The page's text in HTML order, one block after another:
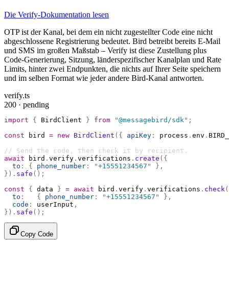
Die Verify-Dokumentation lesen
OTP ist der Kanal, bei dem ein nicht zugestellter Code eine nicht
abgeschlossene Registrierung bedeutet. Bird betreibt bereits E-Mail
und SMS im großen Maßstab – Verify ist diese Zustellung plus
Code-Generierung, Sitzung, länderspezifischer Kanalplan und Rate
Limits, hinter zwei Endpunkten, die nichts auf Ihrer Seite speichern
und im selben Format wie jeder andere Bird-Kanal antworten.
verify.ts
200 · pending
import { BirdClient } from "@messagebird/sdk " ;
const bird = new BirdClient ({ apiKey : process . env .
// Send the code, then check it by recipient.
await bird . verify . verifications . create ({
  to
: { phone_number : "+15551234567 "
},
}). safe ();
const { data } = await bird . verify . verifications . check
  to
:
   {
phone_number : "+15551234567 "
},
  code
: userInput ,
}). safe ();
Copy Code